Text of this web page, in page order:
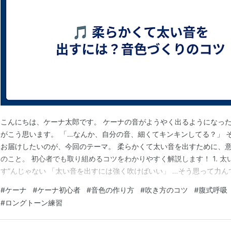
こんにちは、ケーナ太郎です。 ケーナの音がようやく出るようになっ
がこう思います。 「…なんか、自分の音、細くてキンキンしてる？」
お届けしたいのが、今回のテーマ。 柔らかくて太い音を出すために、
のこと。 初心者でも取り組めるコツをわかりやすく解説します！ 1. 太
す”んじゃない 「太い音を出すには強く吹けばいい」 …そう思って力ん
は腹式呼吸で安定した息を出すこと。 口の中に力が入っていると、空気
ガサガサになります。 2. 舌の形で…
#ケーナ #ケーナ初心者 #音色の作り方 #吹き方のコツ #腹式呼吸
#ロングトーン練習